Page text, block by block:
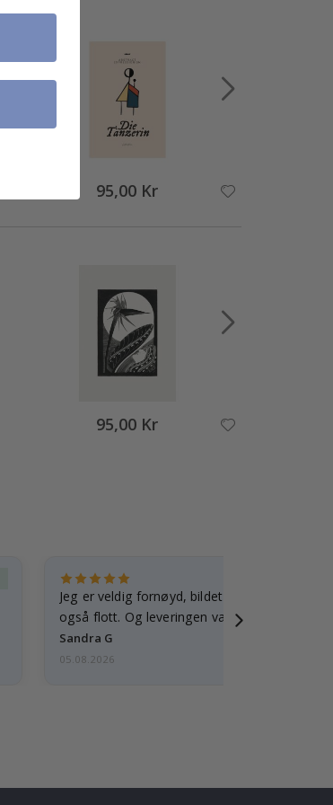
95,00 Kr
95,00 Kr
Jeg er veldig fornøyd, bildet er godt laget og
også flott. Og leveringen var rask.
Sandra G
05.08.2026